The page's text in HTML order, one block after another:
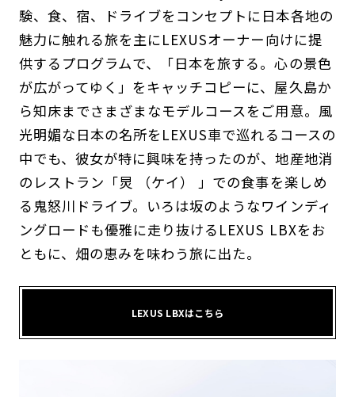
験、食、宿、ドライブをコンセプトに日本各地の
魅力に触れる旅を主にLEXUSオーナー向けに提
供するプログラムで、「日本を旅する。心の景色
が広がってゆく」をキャッチコピーに、屋久島か
ら知床までさまざまなモデルコースをご用意。風
光明媚な日本の名所をLEXUS車で巡れるコースの
中でも、彼女が特に興味を持ったのが、地産地消
のレストラン「炅 （ケイ） 」での食事を楽しめ
る鬼怒川ドライブ。いろは坂のようなワインディ
ングロードも優雅に走り抜けるLEXUS LBXをお
ともに、畑の恵みを味わう旅に出た。
LEXUS LBXはこちら